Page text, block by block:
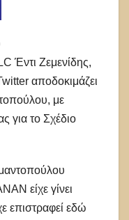
Έντι Ζεμενίδης,
αποδοκιμάζει
με
για το Σχέδιο
είχε γίνει
επιστραφεί εδώ